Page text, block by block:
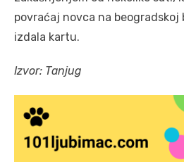
povraćaj novca na beogradskoj
izdala kartu.
Izvor: Tanjug